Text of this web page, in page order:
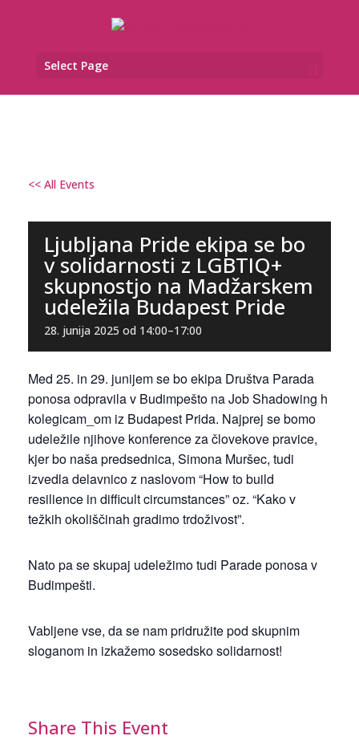
Select Page
<< All Events
Ljubljana Pride ekipa se bo
v solidarnosti z LGBTIQ+
skupnostjo na Madžarskem
udeležila Budapest Pride
28. junija 2025 od 14:00–17:00
Med 25. in 29. junijem se bo ekipa Društva Parada
ponosa odpravila v Budimpešto na Job Shadowing h
kolegicam_om iz Budapest Prida. Najprej se bomo
udeležile njihove konference za človekove pravice,
kjer bo naša predsednica, Simona Muršec, tudi
izvedla delavnico z naslovom “How to build
resilience in difficult circumstances” oz. “Kako v
težkih okoliščinah gradimo trdoživost”.
Nato pa se skupaj udeležimo tudi Parade ponosa v
Budimpešti.
Vabljene vse, da se nam pridružite pod skupnim
sloganom in izkažemo sosedsko solidarnost!
Share This Event